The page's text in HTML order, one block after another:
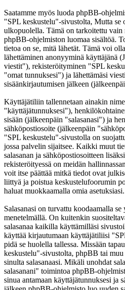
Saatamme myös luoda phpBB-
"SPL keskustelu"-sivustolta, Mutta se
ulkopuolella. Tämä on tarkoitettu
phpBB-ohjelmiston luomaa sisältöä.
tietoa on se, mitä lähetät. Tämä voi
lähettäminen anonyyminä käyttäjänä
viestit"), rekisteröityminen "SPL
"omat tunnuksesi") ja lähettämäsi
sisäänkirjautumisen jälkeen
Käyttäjätiliin tallennetaan ainakin
"käyttäjätunnuksesi"),
sisään (jälkeenpäin "salasanasi") ja
sähköpostiosoite (jälkeenpäin
"SPL keskustelu"-sivustolla on
jossa palvelin sijaitsee. Kaikki muut
salasanan ja sähköpostiosoitteen
rekisteröityessä on meidän
voit itse päättää mitkä tiedot ovat
liittyä ja poistua keskustelufoorumin
haluat muokkaamalla omia asetuksiasi.
Salasanasi on turvattu koodaamalla se
menetelmällä. On kuitenkin
salasanaa kaikilla käyttämilläsi
käyttää kirjautumaan käyttäjätiliisi
pidä se huolella tallessa. Missään
keskustelu"-sivustolta, phpBB tai
sinulta salasanaasi. Mikäli unohdat
salasanani" toimintoa phpBB-
sinua antamaan käyttäjätunnuksesi ja